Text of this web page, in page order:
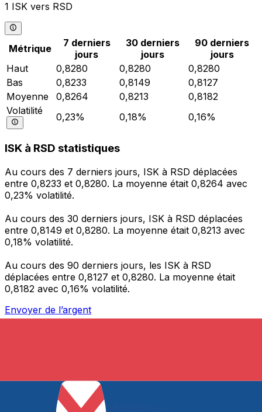
1 ISK vers RSD
Métrique
7 derniers
jours
30 derniers
jours
90 derniers
jours
Haut
0,8280 0,8280
0,8280
Bas
0,8233 0,8149
0,8127
Moyenne
0,8264 0,8213
0,8182
Volatilité
0,23% 0,18% 0,16%
ISK à RSD statistiques
Au cours des 7 derniers jours, ISK à RSD déplacées
entre 0,8233 et 0,8280. La moyenne était 0,8264 avec
0,23% volatilité.
Au cours des 30 derniers jours, ISK à RSD déplacées
entre 0,8149 et 0,8280. La moyenne était 0,8213 avec
0,18% volatilité.
Au cours des 90 derniers jours, les ISK à RSD
déplacées entre 0,8127 et 0,8280. La moyenne était
0,8182 avec 0,16% volatilité.
Envoyer de l’argent
nécessaires pour vos transferts d'argent internationaux
et la gestion de vos devises. Convertissez des devises,
programmez des alertes de taux et transférez de